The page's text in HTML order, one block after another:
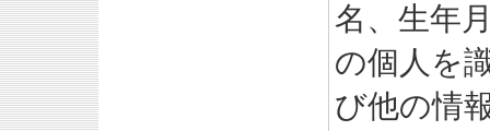
名、生年
の個人を
び他の情